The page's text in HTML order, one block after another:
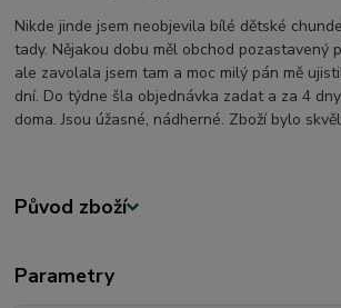
Nikde jinde jsem neobjevila bílé dětské
tady. Nějakou dobu měl obchod pozastavený
ale zavolala jsem tam a moc milý pán mě
dní. Do týdne šla objednávka zadat a za 4
doma. Jsou úžasné, nádherné. Zboží bylo
Původ zboží
Parametry